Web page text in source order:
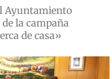
Ayuntamiento
la campaña
de casa»